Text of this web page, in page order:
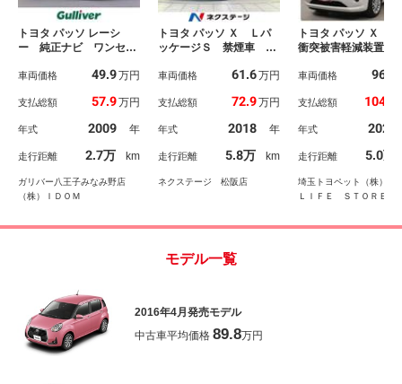
トヨタ パッソ レーシ
ー 純正ナビ ワンセグ
ＴＣ 純正フロアマッ
ミホイール ＨＩＤヘッ
グランプ 純正ドアバイ
ザー スペアタイヤ リ
モコンキー 電格ミラ
ー ＡＢＳ
車両価格 49.9万円
支払総額 57.9万円
年式 2009 年
走行距離 2.7万 km
ガリバー八王子みなみ野店
（株）ＩＤＯＭ
トヨタ パッソ Ｘ Ｌパ
ッケージＳ 禁煙車 Ｓ
スマートアシストＩＩ
キー ＥＴＣ オートラ
Ｂｌｕｅｔｏｏｔｈ オ
ートハイビーム プライ
バシーガラス パワーウ
ィンドウ
車両価格 61.6万円
支払総額 72.9万円
年式 2018 年
走行距離 5.8万 km
ネクステージ 松阪店
トヨタ パッソ Ｘ
衝突被害軽減装置
横滑防止 リモコン
ＰＷ フルフラッ
メラ メモリーナビ
ション エアバッ
マキー ベンチシー
車両価格 96.8
支払総額 104.6
年式 2020
走行距離 5.0万
埼玉トヨペット（株）
ＬＩＦＥ ＳＴＯＲＥ
モデル一覧
2016年4月発売モデル
中古車平均価格 89.8万円